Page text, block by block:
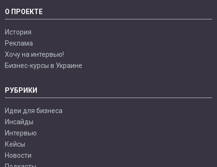
О ПРОЕКТЕ
История
Реклама
Хочу на интервью!
Бизнес-курсы в Украине
РУБРИКИ
Идеи для бизнеса
Инсайды
Интервью
Кейсы
Новости